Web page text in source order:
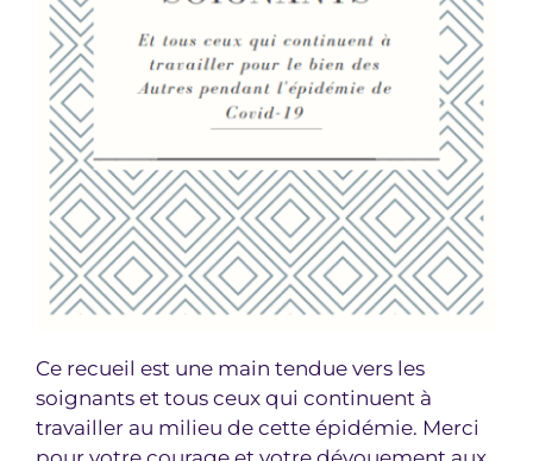
Ce recueil est une main tendue vers les
soignants et tous ceux qui continuent à
travailler au milieu de cette épidémie. Merci